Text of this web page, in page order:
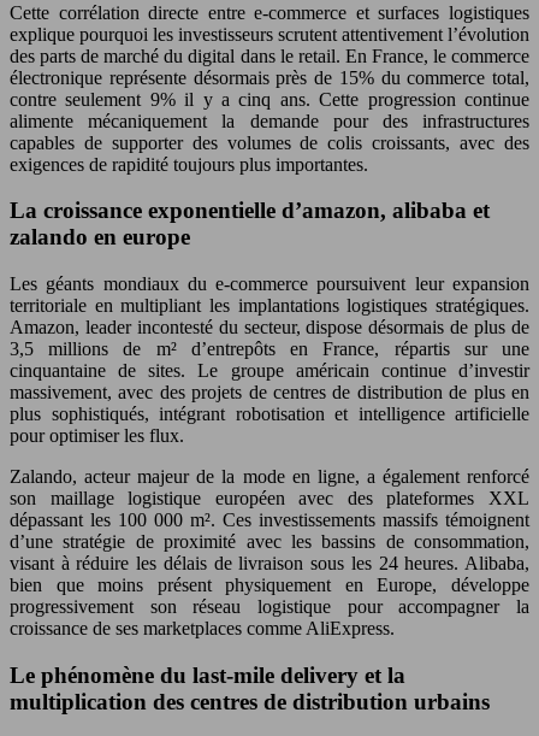
Cette corrélation directe entre e-commerce et surfaces logistiques
explique pourquoi les investisseurs scrutent attentivement l’évolution
des parts de marché du digital dans le retail. En France, le commerce
électronique représente désormais près de 15% du commerce total,
contre seulement 9% il y a cinq ans. Cette progression continue
alimente mécaniquement la demande pour des infrastructures
capables de supporter des volumes de colis croissants, avec des
exigences de rapidité toujours plus importantes.
La croissance exponentielle d’amazon, alibaba et
zalando en europe
Les géants mondiaux du e-commerce poursuivent leur expansion
territoriale en multipliant les implantations logistiques stratégiques.
Amazon, leader incontesté du secteur, dispose désormais de plus de
3,5 millions de m² d’entrepôts en France, répartis sur une
cinquantaine de sites. Le groupe américain continue d’investir
massivement, avec des projets de centres de distribution de plus en
plus sophistiqués, intégrant robotisation et intelligence artificielle
pour optimiser les flux.
Zalando, acteur majeur de la mode en ligne, a également renforcé
son maillage logistique européen avec des plateformes XXL
dépassant les 100 000 m². Ces investissements massifs témoignent
d’une stratégie de proximité avec les bassins de consommation,
visant à réduire les délais de livraison sous les 24 heures. Alibaba,
bien que moins présent physiquement en Europe, développe
progressivement son réseau logistique pour accompagner la
croissance de ses marketplaces comme AliExpress.
Le phénomène du last-mile delivery et la
multiplication des centres de distribution urbains